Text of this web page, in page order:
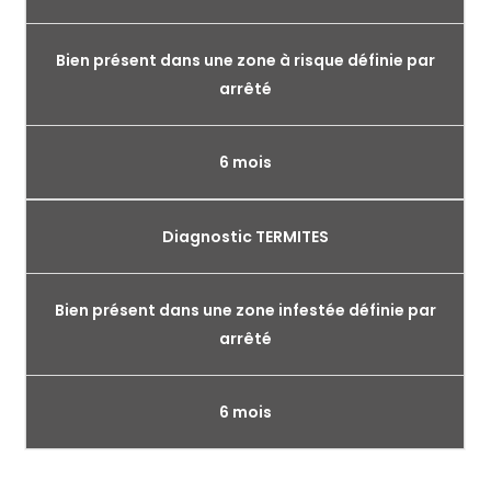
Bien présent dans une zone à risque définie par
arrêté
6 mois
Diagnostic TERMITES
Bien présent dans une zone infestée définie par
arrêté
6 mois